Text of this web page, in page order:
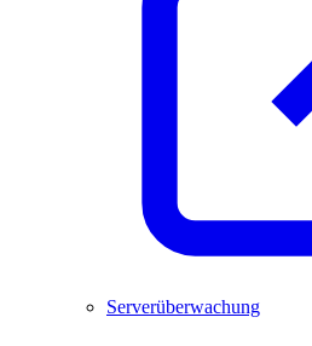
Serverüberwachung